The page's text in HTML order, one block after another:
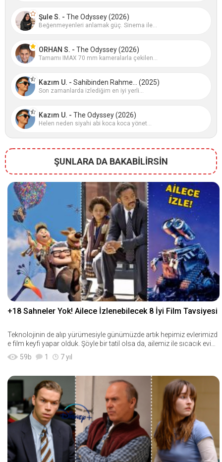
Şule S. - The Odyssey (2026)
Beğenmeyenleri anlamak güç. Sinema ile...
ORHAN S. - The Odyssey (2026)
Tamamı IMAX 70 mm kameralarla çekilen...
Kazım U. - Sahibinden Rahme... (2025)
Son zamanlarda izlediğim en iyi yerli...
Kazım U. - The Odyssey (2026)
Helen neden siyahi abi koca koca yönet...
ŞUNLARA DA BAKABİLİRSİN
+18 Sahneler Yok! Ailece İzlenebilecek 8 İyi Film Tavsiyesi
Teknolojinin de alıp yürümesiyle günümüzde artık hepimiz evlerimizd
e film keyfi yapar olduk. Şöyle bir tatil olsa da, ailemiz ile sıcacık evimi
zde otu
59b 1 7 yıl